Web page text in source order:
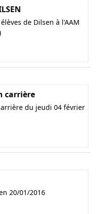
de Dilsen à l'AAM
carrière
du jeudi 04 février
20/01/2016